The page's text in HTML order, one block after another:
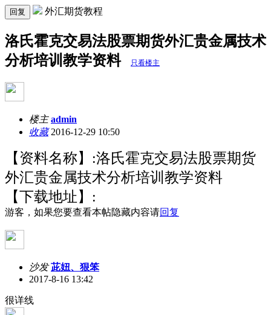
回复 外汇期货教程
洛氏霍克交易法股票期货外汇贵金属技术
分析培训教学资料
只看楼主
楼主 admin
收藏2016-12-29 10:50
【资料名称】:洛氏霍克交易法股票期货
外汇贵金属技术分析培训教学资料
【下载地址】:
游客，如果您要查看本帖隐藏内容请回复
沙发 茈妞、狠笨
2017-8-16 13:42
很详线